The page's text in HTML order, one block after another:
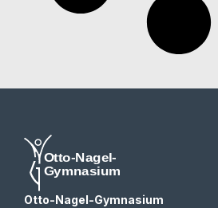
Otto-Nagel-Gymnasium